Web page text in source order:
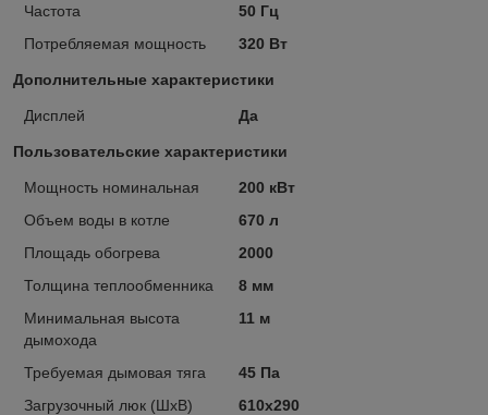
Частота
50 Гц
Потребляемая мощность
320 Вт
Дополнительные характеристики
Дисплей Да
Пользовательские характеристики
Мощность номинальная
200 кВт
Объем воды в котле
670 л
Площадь обогрева
2000
Толщина теплообменника
8 мм
Минимальная высота
дымохода
11 м
Требуемая дымовая тяга
45 Па
Загрузочный люк (ШxВ)
610x290